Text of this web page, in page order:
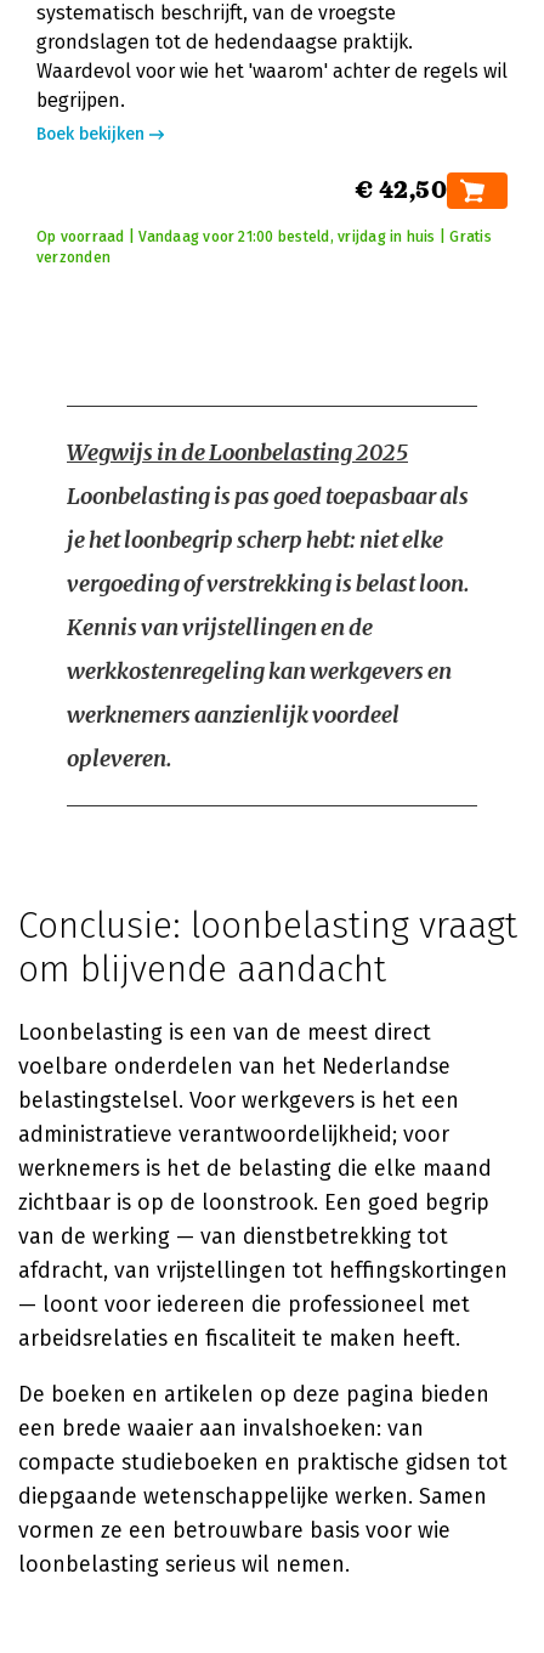
systematisch beschrijft, van de vroegste
grondslagen tot de hedendaagse praktijk.
Waardevol voor wie het 'waarom' achter de regels wil
begrijpen.
Boek bekijken
€ 42,50
Op voorraad | Vandaag voor 21:00 besteld, vrijdag in huis | Gratis
verzonden
Wegwijs in de Loonbelasting 2025
Loonbelasting is pas goed toepasbaar als
je het loonbegrip scherp hebt: niet elke
vergoeding of verstrekking is belast loon.
Kennis van vrijstellingen en de
werkkostenregeling kan werkgevers en
werknemers aanzienlijk voordeel
opleveren.
Conclusie: loonbelasting vraagt
om blijvende aandacht
Loonbelasting is een van de meest direct
voelbare onderdelen van het Nederlandse
belastingstelsel. Voor werkgevers is het een
administratieve verantwoordelijkheid; voor
werknemers is het de belasting die elke maand
zichtbaar is op de loonstrook. Een goed begrip
van de werking — van dienstbetrekking tot
afdracht, van vrijstellingen tot heffingskortingen
— loont voor iedereen die professioneel met
arbeidsrelaties en fiscaliteit te maken heeft.
De boeken en artikelen op deze pagina bieden
een brede waaier aan invalshoeken: van
compacte studieboeken en praktische gidsen tot
diepgaande wetenschappelijke werken. Samen
vormen ze een betrouwbare basis voor wie
loonbelasting serieus wil nemen.